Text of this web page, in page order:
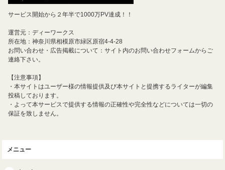
サービス開始から２年半で1000万PV達成！！
運営元：ディーワークス
所在地：神奈川県相模原市緑区原宿4-4-28
お問い合わせ・広告掲載について：サイト内のお問い合わせフォームからご
連絡下さい。
【注意事項】
・本サイトはユーザー様の情報提供及び本サイトと提携するライターが編集
投稿しております。
・よって本サービスで提供する情報の正確性や完全性などについては一切の
保証を致しません。
メニュー